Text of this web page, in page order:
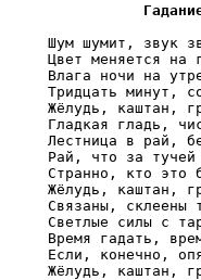
Шум шумит, звук
Цвет меняется на
Влага ночи на
Тридцать минут,
Жёлудь, каштан,
Гладкая гладь,
Лестница в рай,
Рай, что за тучей
Странно, кто это
Жёлудь, каштан,
Связаны, склеены
Светлые силы с
Время гадать,
Если, конечно,
Жёлудь, каштан,